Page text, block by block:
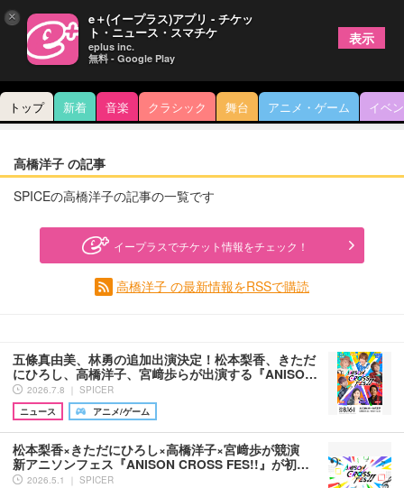
トップ 新着 音楽 クラシック 舞台 アニメ・ゲーム イベ
高橋洋子 の記事
SPICEの高橋洋子の記事の一覧です
イープラスでチケット情報をチェック！
高橋洋子 の最新情報をRSSで購読
五條真由美、林勇の追加出演決定！松本梨香、きただ
にひろし、高橋洋子、宮﨑歩らが出演する『ANISO…
2026.7.8 ｜ SPICER
ニュース
アニメ/ゲーム
松本梨香×きただにひろし×高橋洋子×宮﨑歩が競演
新アニソンフェス『ANISON CROSS FES!!』が初…
2026.5.1 ｜ SPICER
× e＋(イープラス)アプリ - チケッ
ト・ニュース・スマチケ
eplus inc.
無料 - Google Play
表示